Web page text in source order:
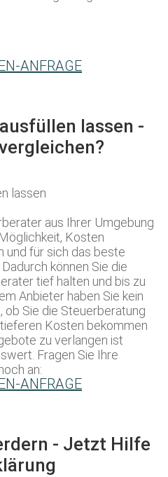
ANFRAGE
lassen -
aus Ihrer Umgebung
Kosten
und für sich das beste
können Sie die
tief halten und bis zu
Anbieter haben Sie kein
Sie die Steuerberatung
Kosten bekommen
zu verlangen ist
Fragen Sie Ihre
an:
ANFRAGE
- Jetzt Hilfe